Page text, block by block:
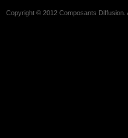
Copyright © 2012 Composants Diffusion